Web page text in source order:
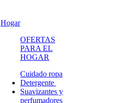
Hogar
OFERTAS
PARA EL
HOGAR
Cuidado ropa
Detergente
Suavizantes y
perfumadores